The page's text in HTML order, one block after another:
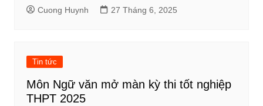
Cuong Huynh 27 Tháng 6, 2025
Tin tức
Môn Ngữ văn mở màn kỳ thi tốt nghiệp
THPT 2025